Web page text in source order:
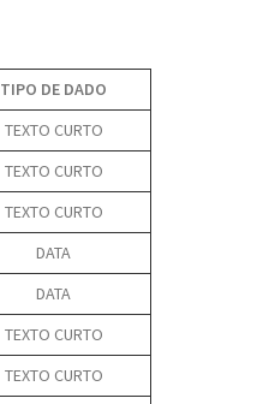
TIPO DE DADO
TEXTO CURTO
TEXTO CURTO
TEXTO CURTO
DATA
DATA
TEXTO CURTO
TEXTO CURTO